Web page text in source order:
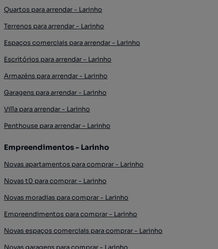
Quartos para arrendar - Larinho
Terrenos para arrendar - Larinho
Espaços comerciais para arrendar - Larinho
Escritórios para arrendar - Larinho
Armazéns para arrendar - Larinho
Garagens para arrendar - Larinho
Villa para arrendar - Larinho
Penthouse para arrendar - Larinho
Empreendimentos - Larinho
Novas apartamentos para comprar - Larinho
Novas t0 para comprar - Larinho
Novas moradias para comprar - Larinho
Empreendimentos para comprar - Larinho
Novas espaços comerciais para comprar - Larinho
Novas garagens para comprar - Larinho